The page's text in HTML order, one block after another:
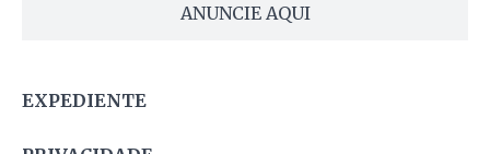
ANUNCIE AQUI
EXPEDIENTE